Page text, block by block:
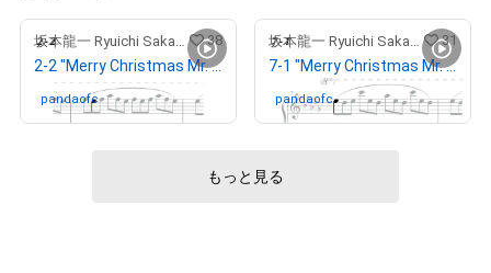
坂本龍一 Ryuichi Sakamoto 38
2-2 "Merry Christmas Mr. Lawrence" Ryuichi Sakamoto 坂本 龍一
pandaofcさんが保有中
坂本龍一 Ryuichi Sakamoto 31
7-1 "Merry Christmas Mr. Lawrence" Ryuichi Sakamoto 坂本 龍一
pandaofcさんが保有中
もっと見る